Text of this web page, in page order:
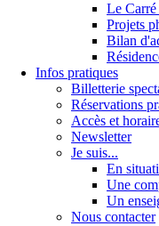
Le Carré
Projets
Bilan
Infos pratiques
Billetterie
Réservations
Accès et
Newsletter
Je suis...
En
Une
Un
Nous contacter